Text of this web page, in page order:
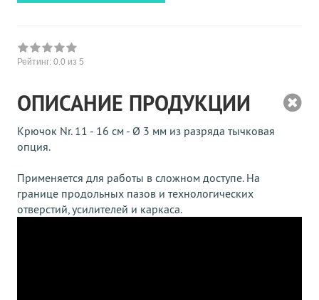
Рейтинг: 0.0 из 5
ОПИСАНИЕ ПРОДУКЦИИ
Крючок Nr. 11 - 16 см - Ø 3 мм из разряда тычковая
опция.
Применяется для работы в сложном доступе. На
границе продольных пазов и технологических
отверстий, усилителей и каркаса.